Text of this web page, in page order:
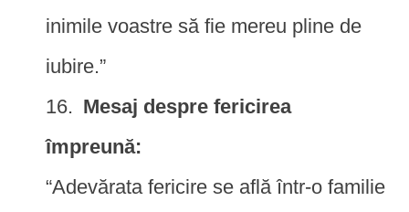
inimile voastre să fie mereu pline de
iubire.”
Mesaj despre fericirea
împreună:
“Adevărata fericire se află într-o familie